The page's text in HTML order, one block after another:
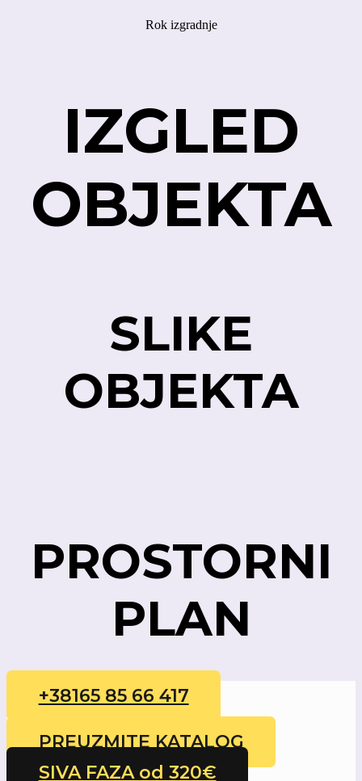
Rok izgradnje
IZGLED
OBJEKTA
SLIKE
OBJEKTA
PROSTORNI
PLAN
+38165 85 66 417
PREUZMITE KATALOG
SIVA FAZA od 320€